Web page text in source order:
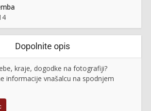
Dopolnite opis
kraje, dogodke na fotografiji?
informacije vnašalcu na spodnjem